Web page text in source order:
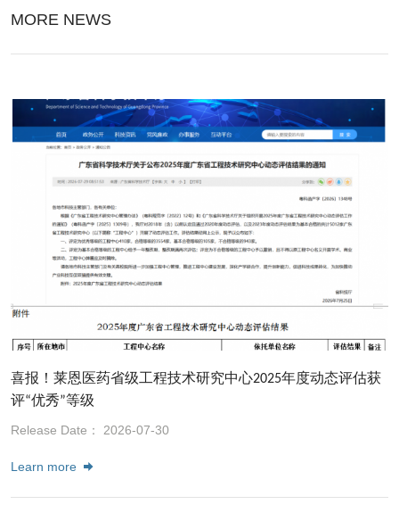
MORE NEWS
喜报！莱恩医药省级工程技术研究中心2025年度动态评估获
评“优秀”等级
Release Date： 2026-07-30
Learn more